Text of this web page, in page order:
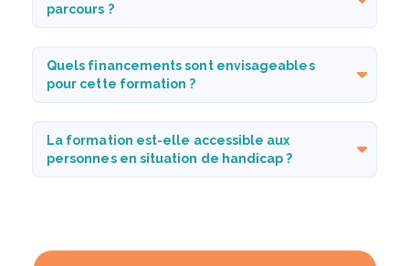
parcours ?
Quels financements sont envisageables
pour cette formation ?
La formation est-elle accessible aux
personnes en situation de handicap ?